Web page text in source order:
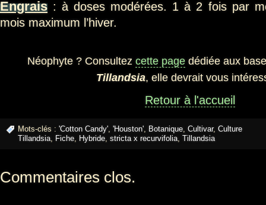
Engrais : à doses modérées. 1 à 2 fois par
mois maximum l’hiver.
Néophyte ? Consultez cette pagedédiée aux
Tillandsia, elle devrait vous
Retour à l'accueil
Mots-clés : 'Cotton Candy', 'Houston', Botanique, Cultivar, Culture
Tillandsia, Fiche, Hybride, stricta x recurvifolia, Tillandsia
Commentaires clos.